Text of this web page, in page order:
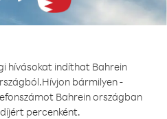
hívásokat indíthat Bahrein
Hívjon bármilyen -
Bahrein országban
percenként.